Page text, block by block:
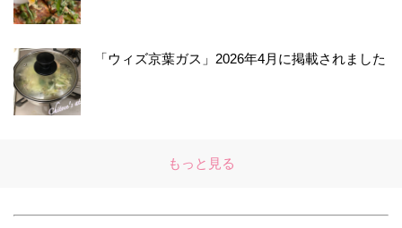
「ウィズ京葉ガス」2026年4月に掲載されました
もっと見る